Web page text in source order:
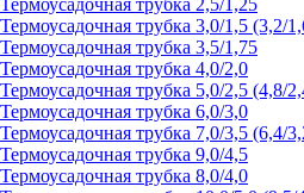
Термоусадочная трубка 2,5/1,25
Термоусадочная трубка 3,0/1,5 (3,2/
Термоусадочная трубка 3,5/1,75
Термоусадочная трубка 4,0/2,0
Термоусадочная трубка 5,0/2,5 (4,8/
Термоусадочная трубка 6,0/3,0
Термоусадочная трубка 7,0/3,5 (6,4/
Термоусадочная трубка 9,0/4,5
Термоусадочная трубка 8,0/4,0